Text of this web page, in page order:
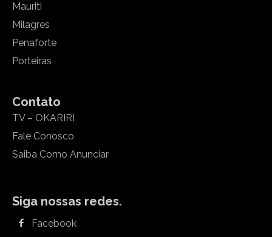
Mauriti
Milagres
Penaforte
Porteiras
Contato
TV – OKARIRI
Fale Conosco
Saiba Como Anunciar
Siga nossas redes.
Facebook